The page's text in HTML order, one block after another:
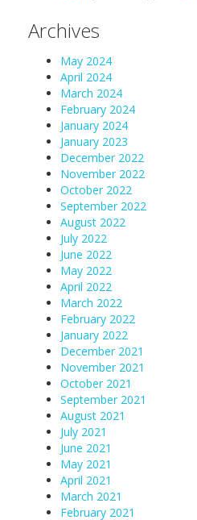
Archives
May 2024
April 2024
March 2024
February 2024
January 2024
January 2023
December 2022
November 2022
October 2022
September 2022
August 2022
July 2022
June 2022
May 2022
April 2022
March 2022
February 2022
January 2022
December 2021
November 2021
October 2021
September 2021
August 2021
July 2021
June 2021
May 2021
April 2021
March 2021
February 2021